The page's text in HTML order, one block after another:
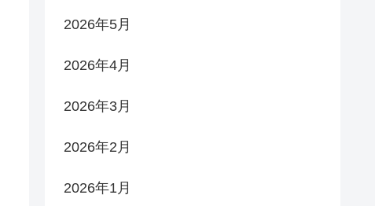
2026年5月
2026年4月
2026年3月
2026年2月
2026年1月